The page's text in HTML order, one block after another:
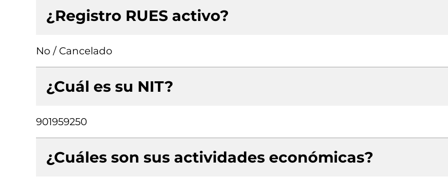
¿Registro RUES activo?
No / Cancelado
¿Cuál es su NIT?
901959250
¿Cuáles son sus actividades económicas?